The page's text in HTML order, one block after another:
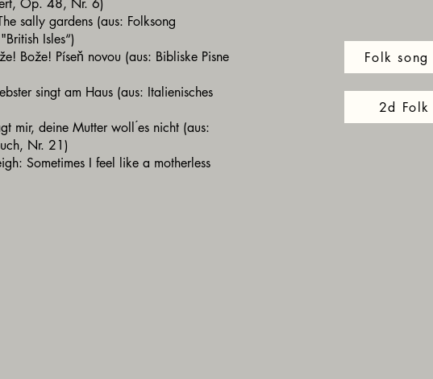
Op. 48, Nr. 6)
sally gardens (aus: Folksong
Isles“)
Bože! Píseň novou (aus: Bibliske Pisne
singt am Haus (aus: Italienisches
mir, deine Mutter woll ́es nicht (aus:
Nr. 21)
Sometimes I feel like a motherless
Folk song
2d Folk